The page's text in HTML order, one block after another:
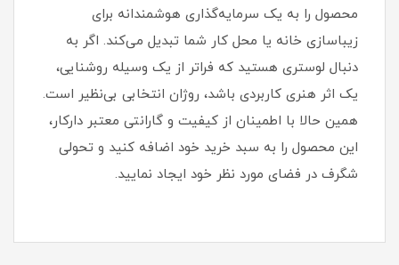
محصول را به یک سرمایه‌گذاری هوشمندانه برای
زیباسازی خانه یا محل کار شما تبدیل می‌کند. اگر به
دنبال لوستری هستید که فراتر از یک وسیله روشنایی،
یک اثر هنری کاربردی باشد، روژان انتخابی بی‌نظیر است.
همین حالا با اطمینان از کیفیت و گارانتی معتبر دارکار،
این محصول را به سبد خرید خود اضافه کنید و تحولی
شگرف در فضای مورد نظر خود ایجاد نمایید.